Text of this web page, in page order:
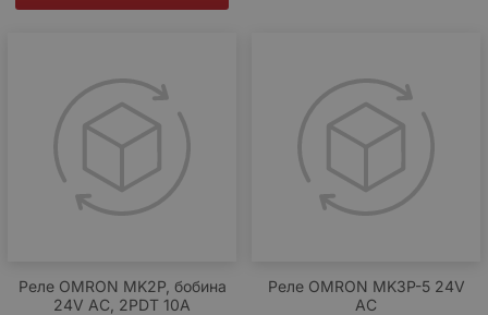
Реле OMRON MK2P, бобина
24V AC, 2PDT 10A
Реле OMRON MK3P-5 24V
AC